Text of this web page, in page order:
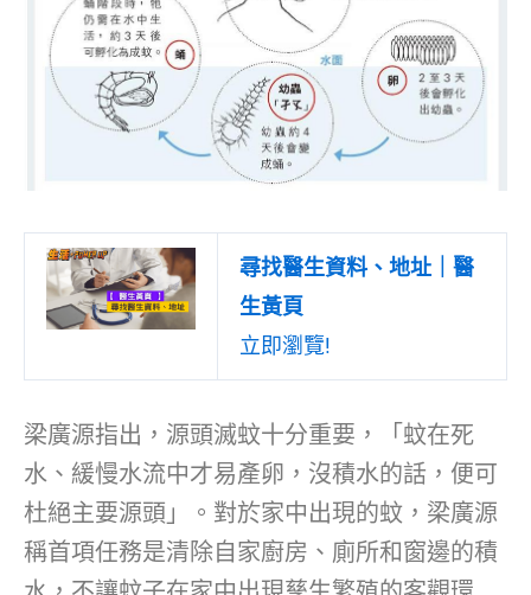
尋找醫生資料、地址｜醫
生黃頁
立即瀏覽!
梁廣源指出，源頭滅蚊十分重要，「蚊在死
水、緩慢水流中才易產卵，沒積水的話，便可
杜絕主要源頭」。對於家中出現的蚊，梁廣源
稱首項任務是清除自家廚房、廁所和窗邊的積